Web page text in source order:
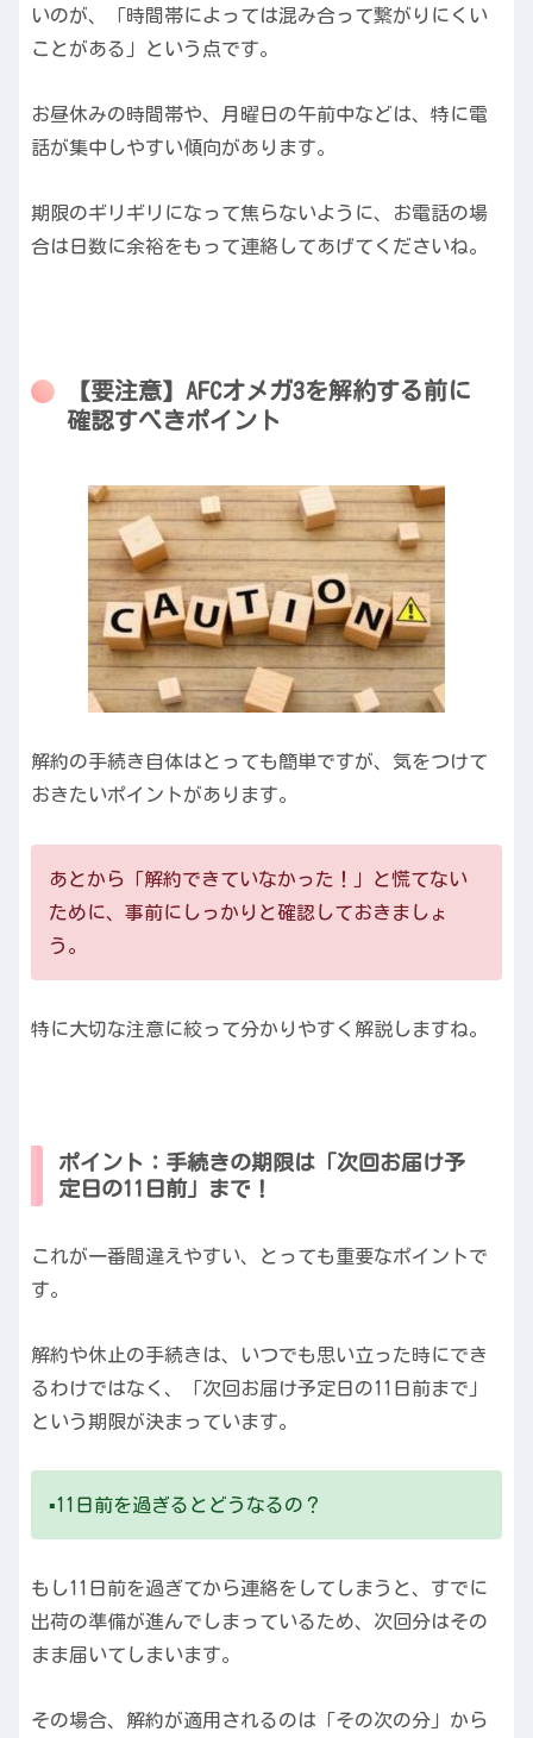
いのが、「時間帯によっては混み合って繋がりにくい
ことがある」という点です。
お昼休みの時間帯や、月曜日の午前中などは、特に電
話が集中しやすい傾向があります。
期限のギリギリになって焦らないように、お電話の場
合は日数に余裕をもって連絡してあげてくださいね。
【要注意】AFCオメガ3を解約する前に
確認すべきポイント
解約の手続き自体はとっても簡単ですが、気をつけて
おきたいポイントがあります。
あとから「解約できていなかった！」と慌てない
ために、事前にしっかりと確認しておきましょ
う。
特に大切な注意に絞って分かりやすく解説しますね。
ポイント：手続きの期限は「次回お届け予
定日の11日前」まで！
これが一番間違えやすい、とっても重要なポイントで
す。
解約や休止の手続きは、いつでも思い立った時にでき
るわけではなく、「次回お届け予定日の11日前まで」
という期限が決まっています。
▪️11日前を過ぎるとどうなるの？
もし11日前を過ぎてから連絡をしてしまうと、すでに
出荷の準備が進んでしまっているため、次回分はその
まま届いてしまいます。
その場合、解約が適用されるのは「その次の分」から